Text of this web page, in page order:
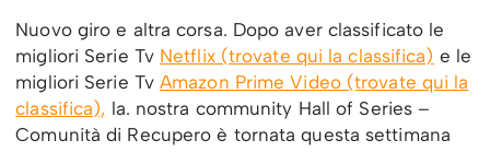
Nuovo giro e altra corsa. Dopo aver classificato le
migliori Serie Tv Netflix (trovate qui la classifica) e le
migliori Serie TvAmazon Prime Video (trovate qui la
classifica), la. nostra community Hall of Series –
Comunità di Recupero è tornata questa settimana